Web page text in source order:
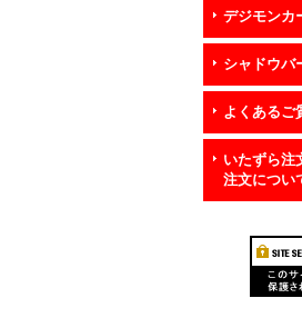
デジモンカ
シャドウバ
よくあるご
いたずら注
注文につい